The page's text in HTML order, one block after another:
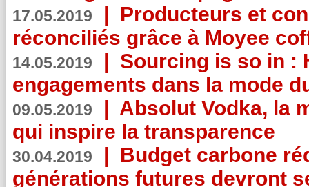
17.05.2019 | Producteurs et
réconciliés grâce à Moyee
14.05.2019 | Sourcing is so in :
engagements dans la mode
09.05.2019 | Absolut Vodka, la
qui inspire la transparence
30.04.2019 | Budget carbone
générations futures devront